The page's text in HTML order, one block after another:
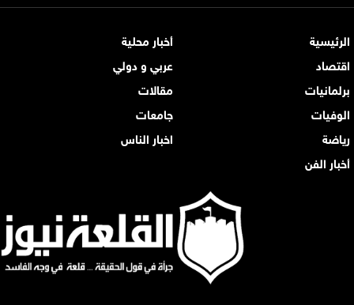
الرئيسية
أخبار محلية
اقتصاد
عربي و دولي
برلمانيات
مقالات
الوفيات
جامعات
رياضة
اخبار الناس
أخبار الفن